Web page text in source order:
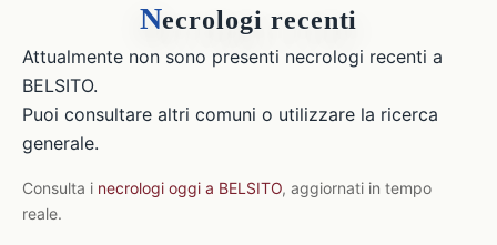
Necrologi recenti
Attualmente non sono presenti necrologi recenti a
BELSITO.
Puoi consultare altri comuni o utilizzare la ricerca
generale.
Consulta i necrologi oggi a BELSITO, aggiornati in tempo
reale.